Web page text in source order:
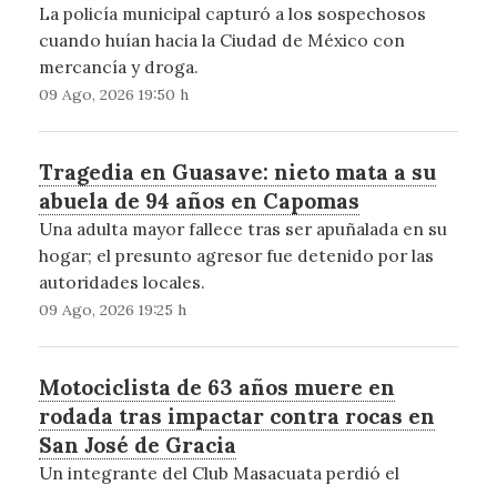
La policía municipal capturó a los sospechosos
cuando huían hacia la Ciudad de México con
mercancía y droga.
09 Ago, 2026 19:50 h
Tragedia en Guasave: nieto mata a su
abuela de 94 años en Capomas
Una adulta mayor fallece tras ser apuñalada en su
hogar; el presunto agresor fue detenido por las
autoridades locales.
09 Ago, 2026 19:25 h
Motociclista de 63 años muere en
rodada tras impactar contra rocas en
San José de Gracia
Un integrante del Club Masacuata perdió el